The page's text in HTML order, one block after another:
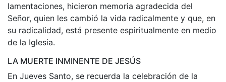
lamentaciones, hicieron memoria agradecida del
Señor, quien les cambió la vida radicalmente y que, en
su radicalidad, está presente espiritualmente en medio
de la Iglesia.
LA MUERTE INMINENTE DE JESÚS
En Jueves Santo, se recuerda la celebración de la